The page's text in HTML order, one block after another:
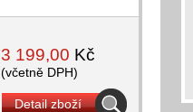
3 199,00 Kč
(včetně DPH)
Detail zboží